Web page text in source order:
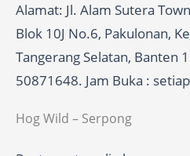
Alamat: Jl. Alam Sutera
Blok 10J No.6, Pakulonan,
Tangerang Selatan, Banten
50871648. Jam Buka :
Hog Wild – Serpong